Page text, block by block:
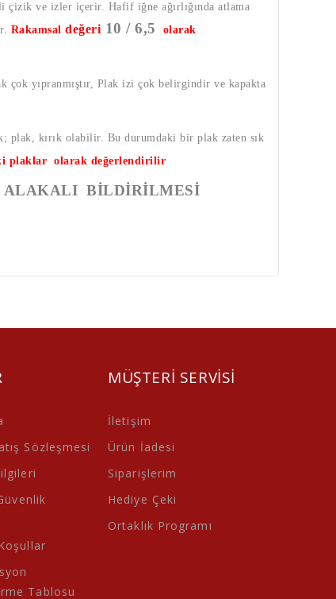
çizik ve izler içerir. Hafif iğne ağırlığında atlama
Rakamsal değeri 10 / 6,5
olarak
çok yıpranmıştır, Plak izi çok belirgindir ve kapakta
plak, kırık olabilir. Bu durumdaki bir plak zaten sık
plaklar olarak değerlendirilir
ALAKALI BİLDİRİLMESİ
Sözleşmesi
Tablosu
MÜŞTERI SERVISI
İletişim
Ürün İadesi
Siparişlerim
Hediye Çeki
Ortaklık Programı